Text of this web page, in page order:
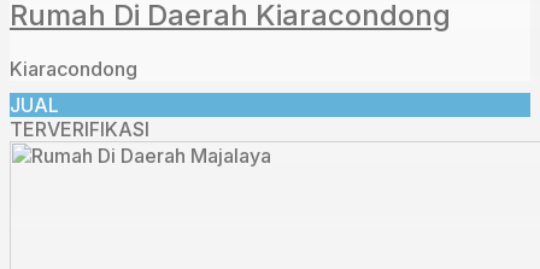
Rumah Di Daerah Kiaracondong
Kiaracondong
JUAL
TERVERIFIKASI